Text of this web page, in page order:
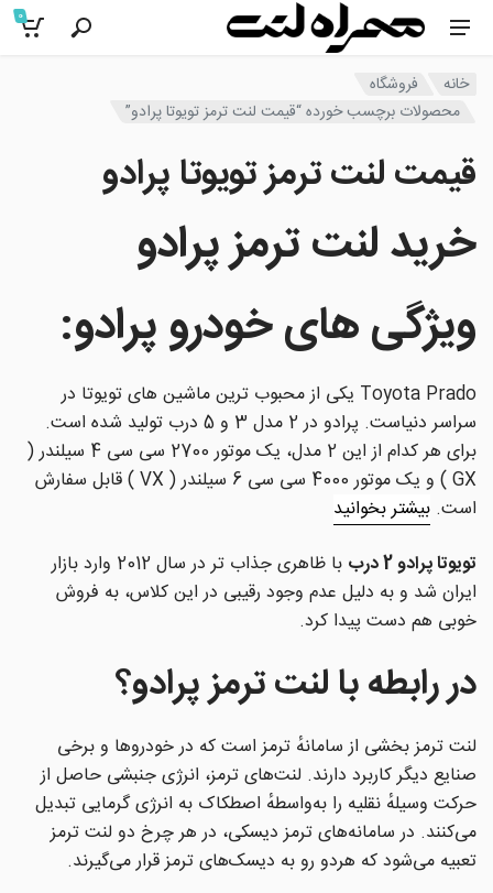
0
خانه
فروشگاه
محصولات برچسب خورده “قیمت لنت ترمز تویوتا پرادو”
قیمت لنت ترمز تویوتا پرادو
خرید لنت ترمزپرادو
ویژگی های خودروپرادو:
Toyota Prado یکی از محبوب ترین ماشین های تویوتا در
سراسر دنیاست. پرادو در 2 مدل 3 و 5 درب تولید شده است.
برای هر کدام از این 2 مدل، یک موتور 2700 سی سی 4 سیلندر (
GX ) و یک موتور 4000 سی سی 6 سیلندر ( VX ) قابل سفارش
است. بیشتر بخوانید
تویوتا پرادو 2 درب
با ظاهری جذاب تر در سال 2012 وارد بازار
ایران شد و به دلیل عدم وجود رقیبی در این کلاس، به فروش
خوبی هم دست پیدا کرد.
در رابطه با لنت ترمزپرادو؟
لنت ترمز بخشی از سامانهٔ ترمز است که در خودروها و برخی
صنایع دیگر کاربرد دارند. لنت‌های ترمز، انرژی جنبشی حاصل از
حرکت وسیلهٔ نقلیه را به‌واسطهٔ اصطکاک به انرژی گرمایی تبدیل
می‌کنند. در سامانه‌های ترمز دیسکی، در هر چرخ دو لنت ترمز
تعبیه می‌شود که هردو رو به دیسک‌های ترمز قرار می‌گیرند.